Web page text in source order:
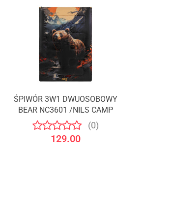
ŚPIWÓR 3W1 DWUOSOBOWY
BEAR NC3601 /NILS CAMP
(0)
129.00